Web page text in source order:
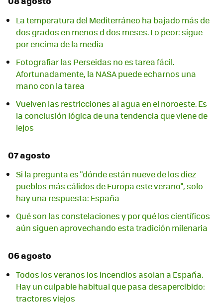
La temperatura del Mediterráneo ha bajado más de
dos grados en menos d dos meses. Lo peor: sigue
por encima de la media
Fotografiar las Perseidas no es tarea fácil.
Afortunadamente, la NASA puede echarnos una
mano con la tarea
Vuelven las restricciones al agua en el noroeste. Es
la conclusión lógica de una tendencia que viene de
lejos
07 agosto
Si la pregunta es "dónde están nueve de los diez
pueblos más cálidos de Europa este verano", solo
hay una respuesta: España
Qué son las constelaciones y por qué los científicos
aún siguen aprovechando esta tradición milenaria
06 agosto
Todos los veranos los incendios asolan a España.
Hay un culpable habitual que pasa desapercibido:
tractores viejos